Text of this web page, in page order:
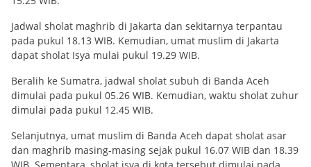
Jadwal sholat maghrib di Jakarta dan sekitarnya terpantau
pada pukul 18.13 WIB. Kemudian, umat muslim di Jakarta
dapat sholat Isya mulai pukul 19.29 WIB.
Beralih ke Sumatra, jadwal sholat subuh di Banda Aceh
dimulai pada pukul 05.26 WIB. Kemudian, waktu sholat zuhur
dimulai pada pukul 12.45 WIB.
Selanjutnya, umat muslim di Banda Aceh dapat sholat asar
dan maghrib masing-masing sejak pukul 16.07 WIB dan 18.39